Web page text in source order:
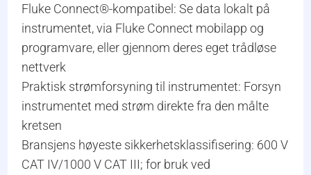
Fluke Connect®-kompatibel: Se data lokalt på
instrumentet, via Fluke Connect mobilapp og
programvare, eller gjennom deres eget trådløse
nettverk
Praktisk strømforsyning til instrumentet: Forsyn
instrumentet med strøm direkte fra den målte
kretsen
Bransjens høyeste sikkerhetsklassifisering: 600 V
CAT IV/1000 V CAT III; for bruk ved